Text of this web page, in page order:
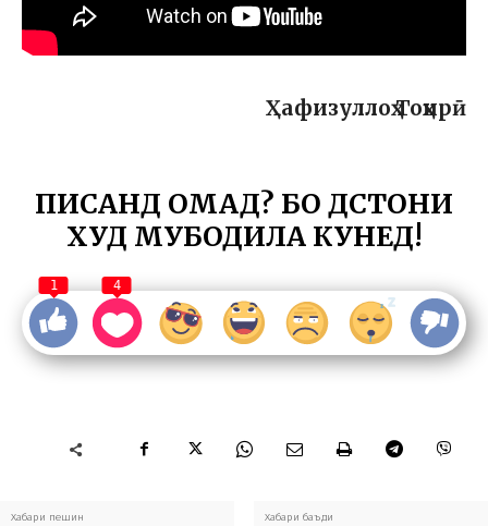
Ҳафизуллоҳ Тоҳирӣ
ПИСАНД ОМАД? БО ДӮСТОНИ
ХУД МУБОДИЛА КУНЕД!
1 4
Хабари пешин Хабари баъди